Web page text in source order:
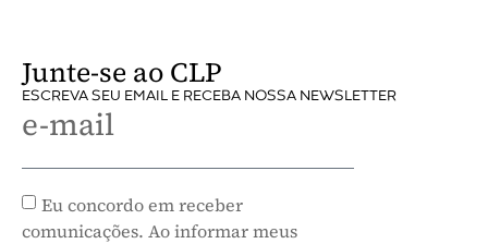
Junte-se ao CLP
ESCREVA SEU EMAIL E RECEBA NOSSA NEWSLETTER
e-mail
Eu concordo em receber
comunicações. Ao informar meus